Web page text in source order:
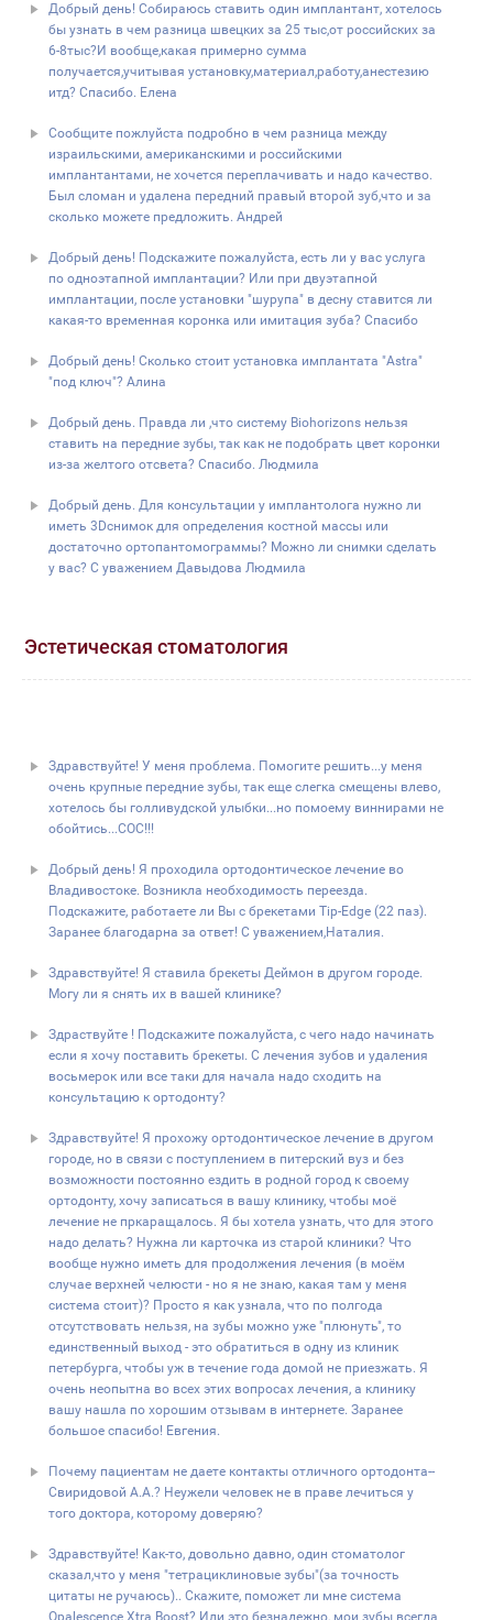
Добрый день! Собираюсь ставить один имплантант, хотелось
бы узнать в чем разница швецких за 25 тыс,от российских за
6-8тыс?И вообще,какая примерно сумма
получается,учитывая установку,материал,работу,анестезию
итд? Спасибо. Елена
Сообщите пожлуйста подробно в чем разница между
израильскими, американскими и российскими
имплантантами, не хочется переплачивать и надо качество.
Был сломан и удалена передний правый второй зуб,что и за
сколько можете предложить. Андрей
Добрый день! Подскажите пожалуйста, есть ли у вас услуга
по одноэтапной имплантации? Или при двуэтапной
имплантации, после установки "шурупа" в десну ставится ли
какая-то временная коронка или имитация зуба? Спасибо
Добрый день! Сколько стоит установка имплантата "Astra"
"под ключ"? Алина
Добрый день. Правда ли ,что систему Biohorizons нельзя
ставить на передние зубы, так как не подобрать цвет коронки
из-за желтого отсвета? Спасибо. Людмила
Добрый день. Для консультации у имплантолога нужно ли
иметь 3Dснимок для определения костной массы или
достаточно ортопантомограммы? Можно ли снимки сделать
у вас? C уважением Давыдова Людмила
Эстетическая стоматология
Здравствуйте! У меня проблема. Помогите решить...у меня
очень крупные передние зубы, так еще слегка смещены влево,
хотелось бы голливудской улыбки...но помоему виннирами не
обойтись...СОС!!!
Добрый день! Я проходила ортодонтическое лечение во
Владивостоке. Возникла необходимость переезда.
Подскажите, работаете ли Вы с брекетами Tip-Edge (22 паз).
Заранее благодарна за ответ! С уважением,Наталия.
Здравствуйте! Я ставила брекеты Деймон в другом городе.
Могу ли я снять их в вашей клинике?
Здраствуйте ! Подскажите пожалуйста, с чего надо начинать
если я хочу поставить брекеты. С лечения зубов и удаления
восьмерок или все таки для начала надо сходить на
консультацию к ортодонту?
Здравствуйте! Я прохожу ортодонтическое лечение в другом
городе, но в связи с поступлением в питерский вуз и без
возможности постоянно ездить в родной город к своему
ортодонту, хочу записаться в вашу клинику, чтобы моё
лечение не пркаращалось. Я бы хотела узнать, что для этого
надо делать? Нужна ли карточка из старой клиники? Что
вообще нужно иметь для продолжения лечения (в моём
случае верхней челюсти - но я не знаю, какая там у меня
система стоит)? Просто я как узнала, что по полгода
отсутствовать нельзя, на зубы можно уже "плюнуть", то
единственный выход - это обратиться в одну из клиник
петербурга, чтобы уж в течение года домой не приезжать. Я
очень неопытна во всех этих вопросах лечения, а клинику
вашу нашла по хорошим отзывам в интернете. Заранее
большое спасибо! Евгения.
Почему пациентам не даете контакты отличного ортодонта--
Свиридовой А.А.? Неужели человек не в праве лечиться у
того доктора, которому доверяю?
Здравствуйте! Как-то, довольно давно, один стоматолог
сказал,что у меня "тетрациклиновые зубы"(за точность
цитаты не ручаюсь).. Скажите, поможет ли мне система
Opalescence Xtra Boost? Или это безнадежно, мои зубы всегда